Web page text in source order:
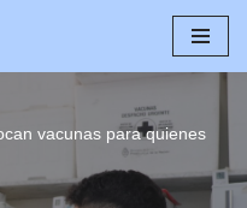
vacunas para quienes